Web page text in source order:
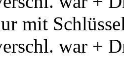
mit
war +